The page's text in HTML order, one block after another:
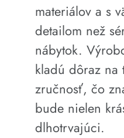
materiálov a s
detailom než
nábytok.
kladú dôraz na
zručnosť, čo
bude nielen
dlhotrvajúci.